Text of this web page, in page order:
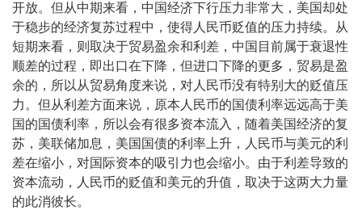
开放。但从中期来看，中国经济下行压力非常大，美国却处
于稳步的经济复苏过程中，使得人民币贬值的压力持续。从
短期来看，则取决于贸易盈余和利差，中国目前属于衰退性
顺差的过程，即出口在下降，但进口下降的更多，贸易是盈
余的，所以从贸易角度来说，对人民币没有特别大的贬值压
力。但从利差方面来说，原本人民币的国债利率远远高于美
国的国债利率，所以会有很多资本流入，随着美国经济的复
苏，美联储加息，美国国债的利率上升，人民币与美元的利
差在缩小，对国际资本的吸引力也会缩小。由于利差导致的
资本流动，人民币的贬值和美元的升值，取决于这两大力量
的此消彼长。